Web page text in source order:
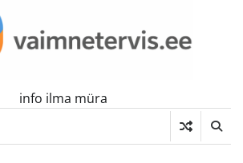
info ilma müra